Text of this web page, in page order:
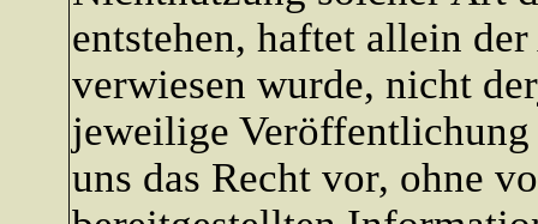
entstehen, haftet allein
verwiesen wurde, nicht
jeweilige
uns das Recht vor, ohne